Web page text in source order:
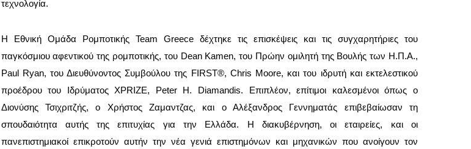
τεχνολογία.
Η Εθνική Ομάδα Ρομποτικής Team Greece δέχτηκε τις επισκέψεις και τις συγχαρητήριες του
παγκόσμιου αφεντικού της ρομποτικής, του Dean Kamen, του Πρώην ομιλητή της Βουλής των Η.Π.Α.,
Paul Ryan, του Διευθύνοντος Συμβούλου της FIRST®, Chris Moore, και του ιδρυτή και εκτελεστικού
προέδρου του Ιδρύματος XPRIZE, Peter H. Diamandis. Επιπλέον, επίτιμοι καλεσμένοι όπως ο
Διονύσης Τσιχριτζής, ο Χρήστος Ζαμαντζας, και ο Αλέξανδρος Γεννηματάς επιβεβαίωσαν τη
σπουδαιότητα αυτής της επιτυχίας για την Ελλάδα. Η διακυβέρνηση, οι εταιρείες, και οι
πανεπιστημιακοί επικροτούν αυτήν την νέα γενιά επιστημόνων και μηχανικών που ανοίγουν τον